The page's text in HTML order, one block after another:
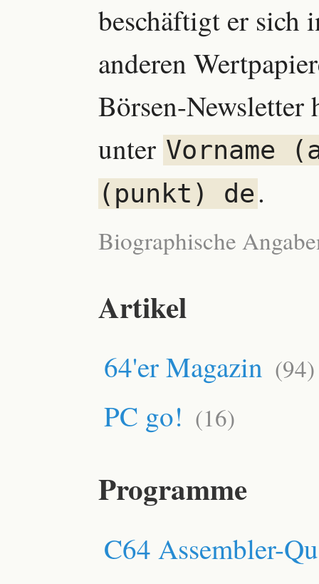
beschäftigt er sich
anderen
Börsen-Newsletter
unter Vorname
(punkt) de.
Biographische
Artikel
64'er Magazin (94)
PC go! (16)
Programme
C64 Assembler-